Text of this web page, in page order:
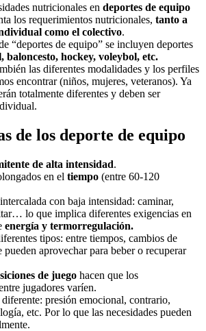
nutricionales en deportes de equipo
los requerimientos nutricionales, tanto a
como el colectivo.
“deportes de equipo” se incluyen deportes
baloncesto, hockey, voleybol, etc.
las diferentes modalidades y los perfiles
encontrar (niños, mujeres, veteranos). Ya
totalmente diferentes y deben ser
de los deporte de equipo
de alta intensidad.
en el tiempo (entre 60-120
con baja intensidad: caminar,
lo que implica diferentes exigencias en
energía y termorregulación.
tipos: entre tiempos, cambios de
pueden aprovechar para beber o recuperar
de juego hacen que los
jugadores varíen.
presión emocional, contrario,
etc. Por lo que las necesidades pueden